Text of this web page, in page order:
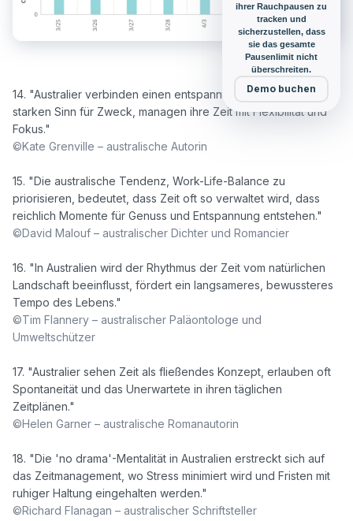
ihrer Rauchpausen zu
tracken und
sicherzustellen, dass
sie das gesamte
Pausenlimit nicht
Demo buchen
14. "Australier verbinden einen entspannten Ansatz mit einem
starken Sinn für Zweck, managen ihre Zeit mit Flexibilität und
©Kate Grenville – australische Autorin
15. "Die australische Tendenz, Work-Life-Balance zu
priorisieren, bedeutet, dass Zeit oft so verwaltet wird, dass
©David Malouf – australischer Dichter und Romancier
16. "In Australien wird der Rhythmus der Zeit vom natürlichen
Landschaft beeinflusst, fördert ein langsameres, bewussteres
©Tim Flannery – australischer Paläontologe und
Umweltschützer
17. "Australier sehen Zeit als fließendes Konzept, erlauben oft
Spontaneität und das Unerwartete in ihren täglichen
©Helen Garner – australische Romanautorin
18. "Die 'no drama'-Mentalität in Australien erstreckt sich auf
das Zeitmanagement, wo Stress minimiert wird und Fristen mit
©Richard Flanagan – australischer Schriftsteller